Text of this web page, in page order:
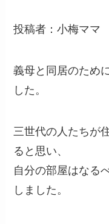
投稿者：小梅ママ
義母と同居のため
した。
三世代の人たちが
ると思い、
自分の部屋はなる
しました。